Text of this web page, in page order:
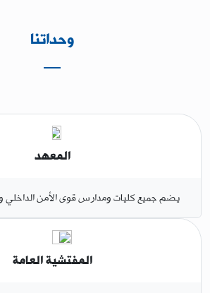
وحداتنا
المعهد
يضم جميع كليات ومدارس قوى الأمن الداخلي
المفتشية العامة